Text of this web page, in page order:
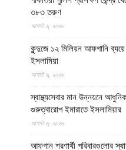
৩৮৩ তরুণ
আগস্ট ৬, ২০২৬
কুন্দুজে ১২ মিলিয়ন আফগানি ব্যয়ে
ইসলামিয়া
আগস্ট ৬, ২০২৬
স্বাস্থ্যসেবার মান উন্নয়নে
গুরুত্বারোপ ইমারাতে ইসলামিয়ার
আগস্ট ৬, ২০২৬
আফগান শরণার্থী পরিবারগুলোর